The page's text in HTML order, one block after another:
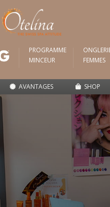
PROGRAMME
MINCEUR
FEMMES
AVANTAGES SHOP